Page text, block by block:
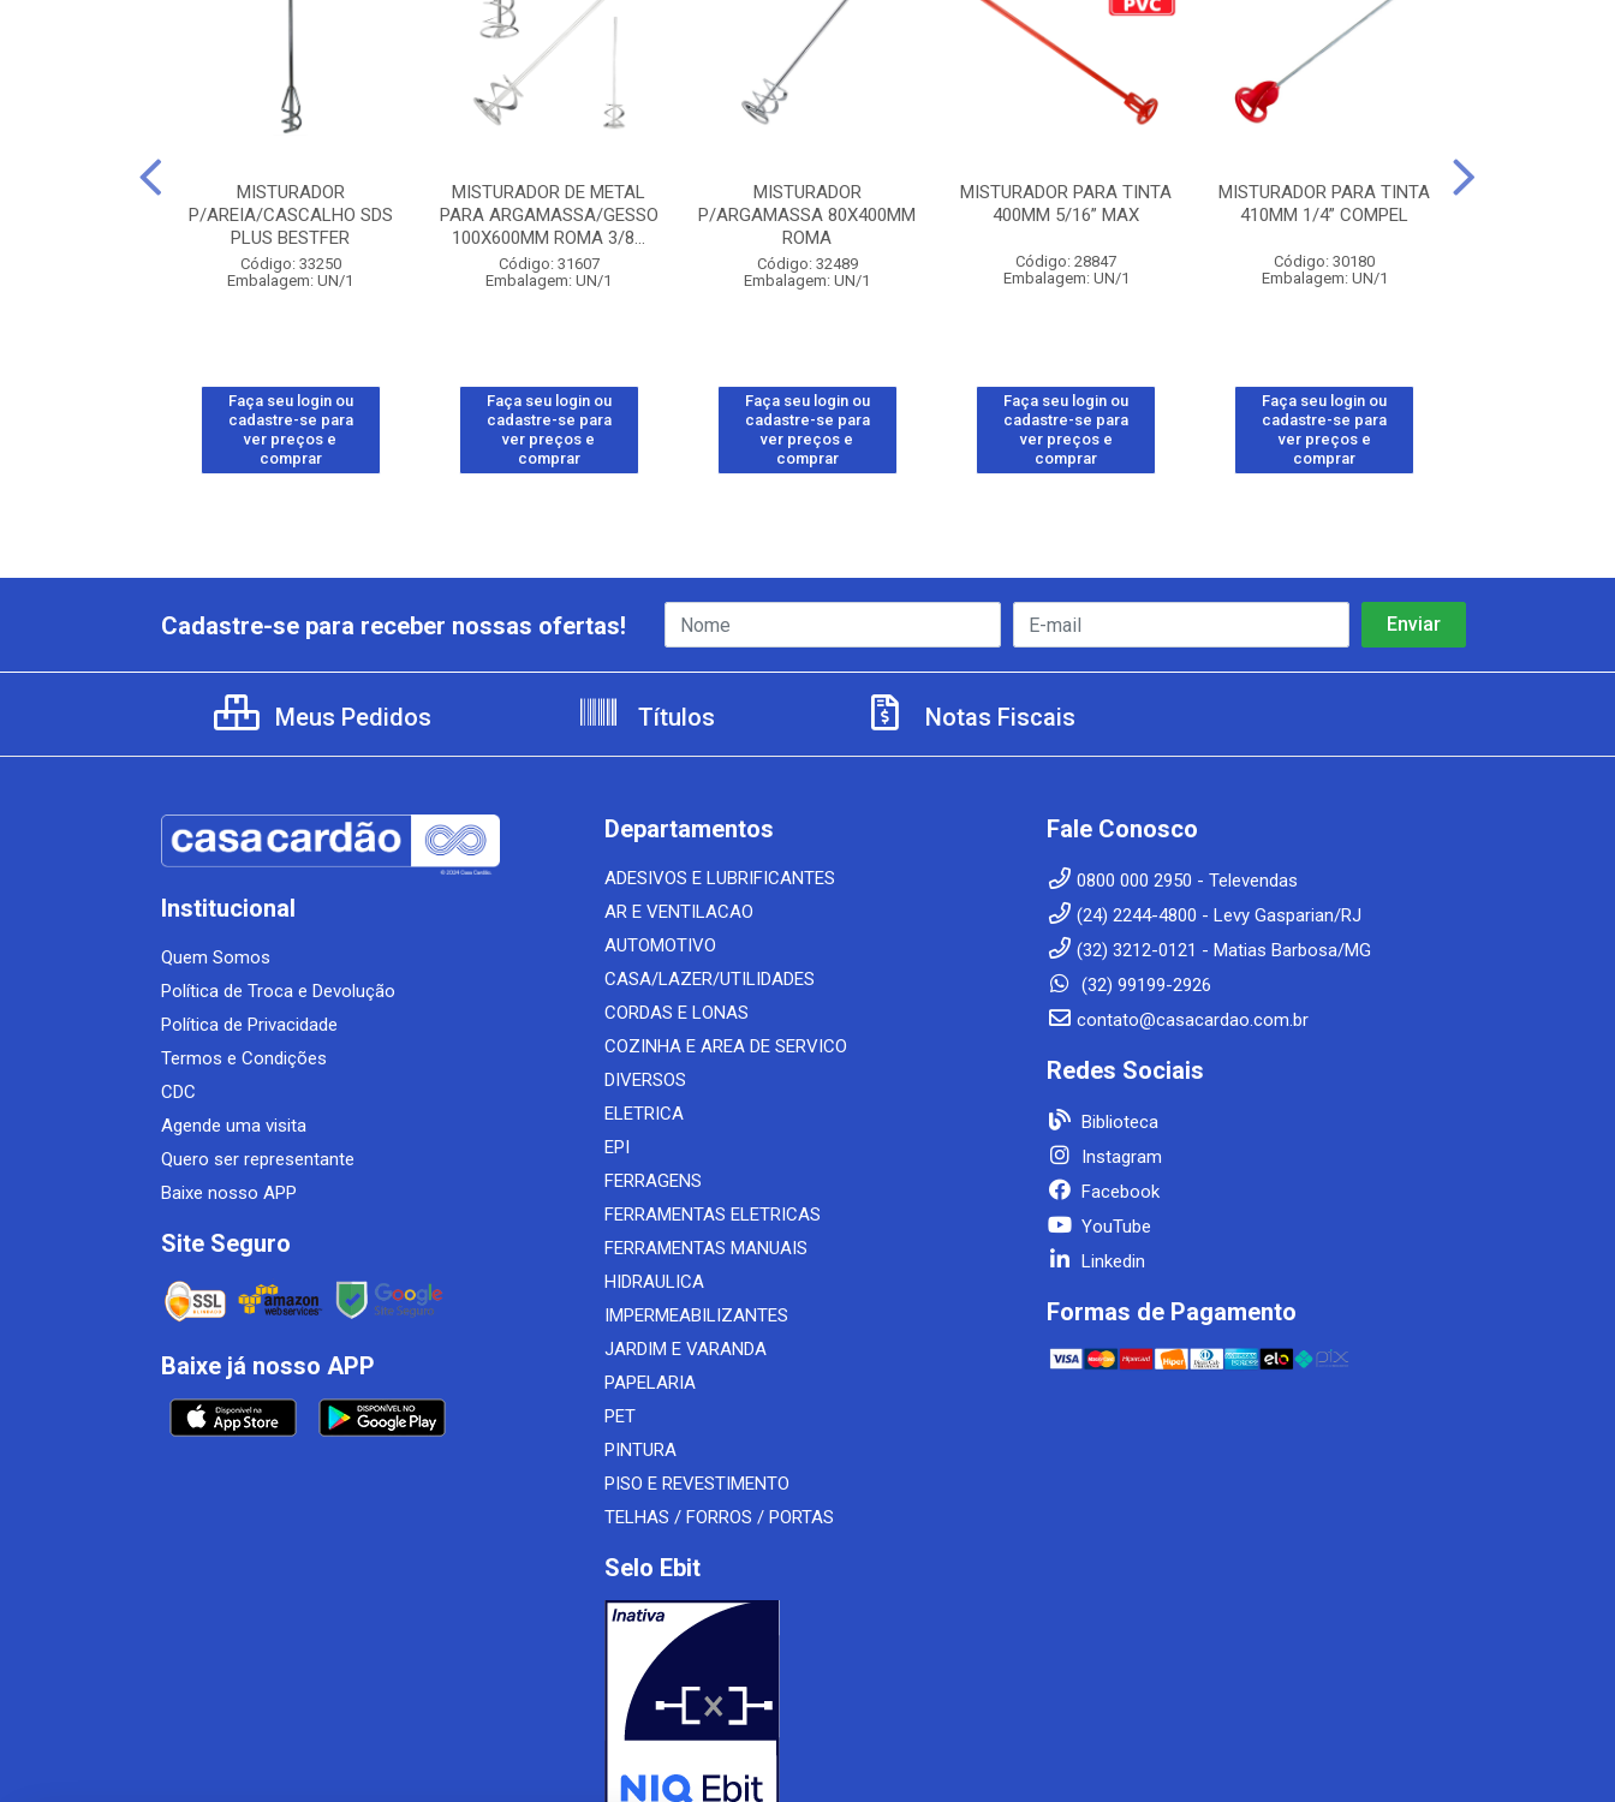
MISTURADOR
P/AREIA/CASCALHO SDS
PLUS BESTFER
Código: 33250
Embalagem: UN/1
Faça seu login ou
cadastre-se para
ver preços e
comprar
MISTURADOR DE METAL
PARA ARGAMASSA/GESSO
100X600MM ROMA 3/8...
Código: 31607
Embalagem: UN/1
Faça seu login ou
cadastre-se para
ver preços e
comprar
MISTURADOR
P/ARGAMASSA 80X400MM
ROMA
Código: 32489
Embalagem: UN/1
Faça seu login ou
cadastre-se para
ver preços e
comprar
MISTURADOR PARA TINTA
400MM 5/16” MAX
Código: 28847
Embalagem: UN/1
Faça seu login ou
cadastre-se para
ver preços e
comprar
MISTURADOR PARA TINTA
410MM 1/4” COMPEL
Código: 30180
Embalagem: UN/1
Faça seu login ou
cadastre-se para
ver preços e
comprar
Cadastre-se para receber nossas ofertas!
Meus Pedidos Títulos Notas Fiscais
Institucional
Quem Somos
Política de Troca e Devolução
Política de Privacidade
Termos e Condições
CDC
Agende uma visita
Quero ser representante
Baixe nosso APP
Site Seguro
Baixe já nosso APP
Departamentos
ADESIVOS E LUBRIFICANTES
AR E VENTILACAO
AUTOMOTIVO
CASA/LAZER/UTILIDADES
CORDAS E LONAS
COZINHA E AREA DE SERVICO
DIVERSOS
ELETRICA
EPI
FERRAGENS
FERRAMENTAS ELETRICAS
FERRAMENTAS MANUAIS
HIDRAULICA
IMPERMEABILIZANTES
JARDIM E VARANDA
PAPELARIA
PET
PINTURA
PISO E REVESTIMENTO
TELHAS / FORROS / PORTAS
Selo Ebit
Fale Conosco
0800 000 2950 - Televendas
(24) 2244-4800 - Levy Gasparian/RJ
(32) 3212-0121 - Matias Barbosa/MG
(32) 99199-2926
contato@casacardao.com.br
Redes Sociais
Biblioteca
Instagram
Facebook
YouTube
Linkedin
Formas de Pagamento